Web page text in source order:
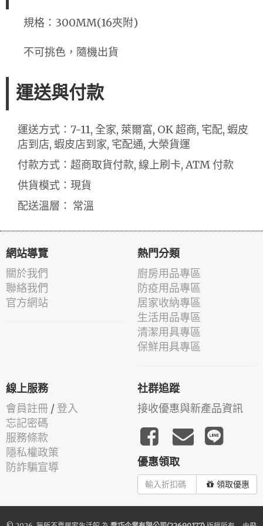
規格：300MM(16夾附)
不可挑色，隨機出貨
運送與付款
運送方式：7-11, 全家, 萊爾富, OK 超商, 宅配, 蝦皮
店到店, 蝦皮店到家, 宅配通, 大榮貨運
付款方式：超商取貨付款, 線上刷卡, ATM 付款
供貨模式：現貨
配送溫層： 常溫
網站導覽
關於我們
聯絡我們
官方網站
熱門分類
廚房用品專區
防疫用品專區
居家收納專區
生活用品專區
清潔用具專區
保鮮用具專區
線上服務
會員註冊 / 登入
忘記密碼
服務條款
隱私權政策
防詐騙宣導
社群追蹤
接收優惠與新產品資訊
優惠領取
領取優惠